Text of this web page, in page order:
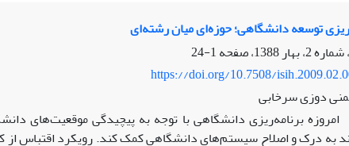
توسعه دانشگاهی؛ حوزه‌ای میان ‌رشته‌ای
1-24
https://doi.org/10.7508/
دوزی سرخابی
امروزه برنامه‌ریزی دانشگاهی با توجه به پیچیدگی موقعیت‌های
به درک و اصلاح سیستم‌های دانشگاهی کمک کند. رویکرد اقتباس